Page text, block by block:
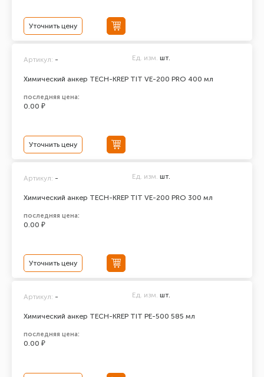
Уточнить цену
Химический анкер TECH-KREP TIT VE-200 PRO 400 мл
Артикул: - Ед. изм. шт.
последняя цена:
0.00 ₽
Уточнить цену
Химический анкер TECH-KREP TIT VE-200 PRO 300 мл
Артикул: - Ед. изм. шт.
последняя цена:
0.00 ₽
Уточнить цену
Химический анкер TECH-KREP TIT PE-500 585 мл
Артикул: - Ед. изм. шт.
последняя цена:
0.00 ₽